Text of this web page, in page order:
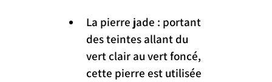
La pierre jade : portant
des teintes allant du
vert clair au vert foncé,
cette pierre est utilisée